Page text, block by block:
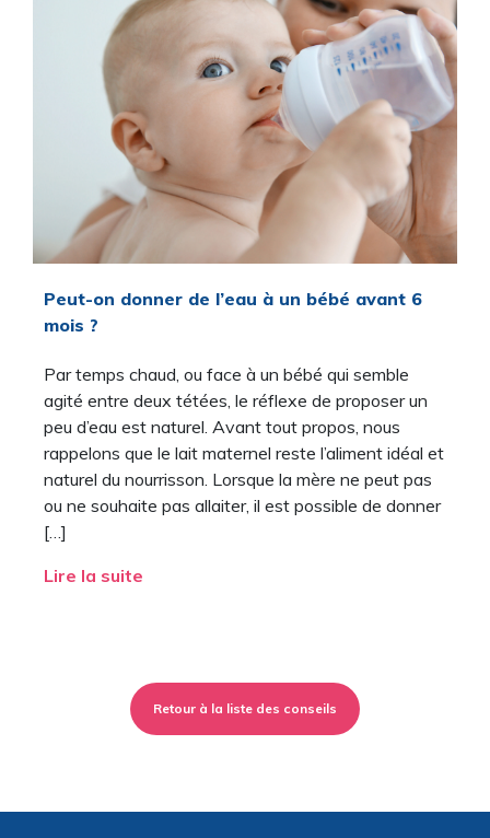
Peut-on donner de l’eau à un bébé avant 6
mois ?
Par temps chaud, ou face à un bébé qui semble
agité entre deux tétées, le réflexe de proposer un
peu d’eau est naturel. Avant tout propos, nous
rappelons que le lait maternel reste l’aliment idéal et
naturel du nourrisson. Lorsque la mère ne peut pas
ou ne souhaite pas allaiter, il est possible de donner
[…]
Lire la suite
Retour à la liste des conseils